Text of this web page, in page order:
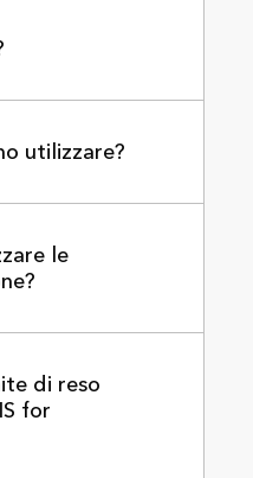
utilizzare?
le
di reso
for